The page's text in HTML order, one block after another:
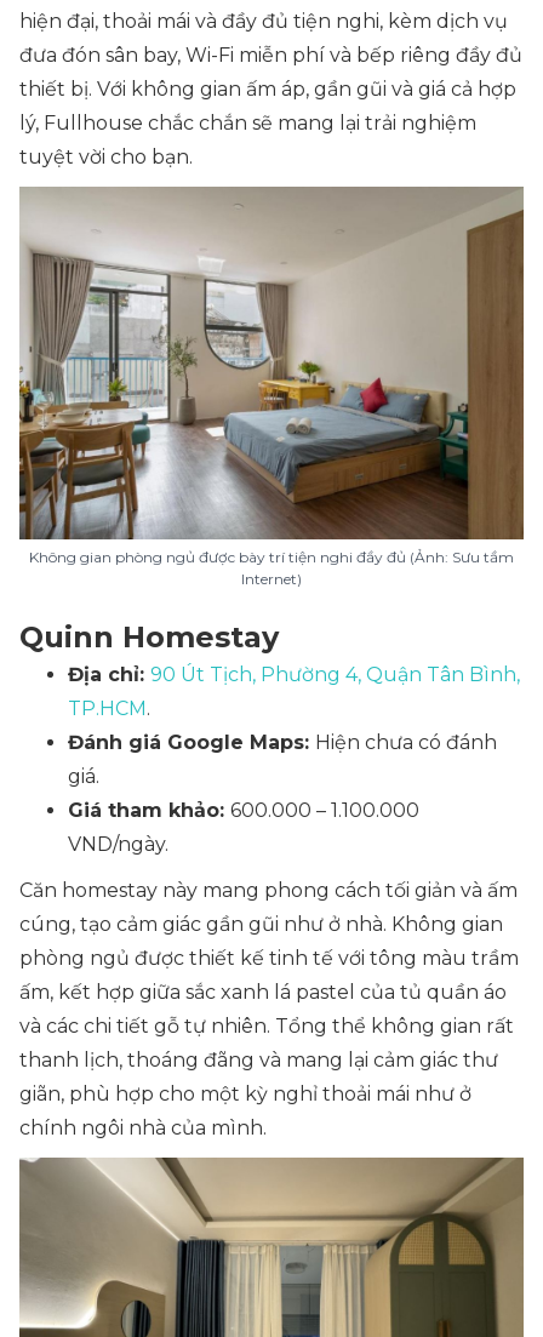
hiện đại, thoải mái và đầy đủ tiện nghi, kèm dịch vụ
đưa đón sân bay, Wi-Fi miễn phí và bếp riêng đầy đủ
thiết bị. Với không gian ấm áp, gần gũi và giá cả hợp
lý, Fullhouse chắc chắn sẽ mang lại trải nghiệm
tuyệt vời cho bạn.
Không gian phòng ngủ được bày trí tiện nghi đầy đủ (Ảnh: Sưu tầm
Internet)
Quinn Homestay
Địa chỉ: 90 Út Tịch, Phường 4, Quận Tân Bình,
TP.HCM.
Đánh giá Google Maps: Hiện chưa có đánh
giá.
Giá tham khảo: 600.000 – 1.100.000
VND/ngày.
Căn homestay này mang phong cách tối giản và ấm
cúng, tạo cảm giác gần gũi như ở nhà. Không gian
phòng ngủ được thiết kế tinh tế với tông màu trầm
ấm, kết hợp giữa sắc xanh lá pastel của tủ quần áo
và các chi tiết gỗ tự nhiên. Tổng thể không gian rất
thanh lịch, thoáng đãng và mang lại cảm giác thư
giãn, phù hợp cho một kỳ nghỉ thoải mái như ở
chính ngôi nhà của mình.